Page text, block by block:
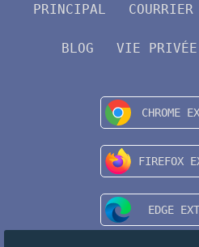
PRINCIPAL
BLOG VIE PRIVÉE